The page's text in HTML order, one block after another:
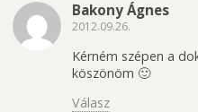
Bakony Ágnes
2012.09.26.
Kérném szépen a
köszönöm 🙂
Válasz